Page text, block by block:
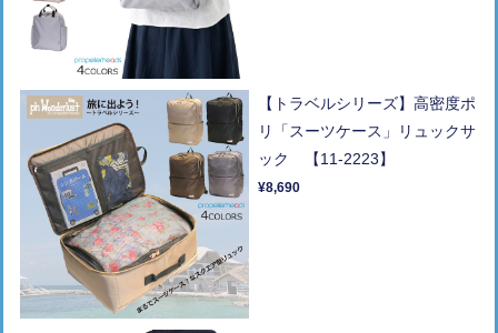
【トラベルシリーズ】高密度ポ
リ「スーツケース」リュックサ
ック 【11-2223】
¥8,690